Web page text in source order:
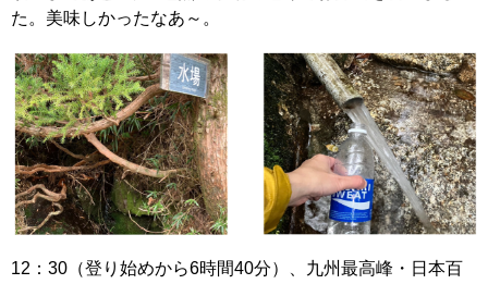
た。美味しかったなあ～。
12：30（登り始めから6時間40分）、九州最高峰・日本百